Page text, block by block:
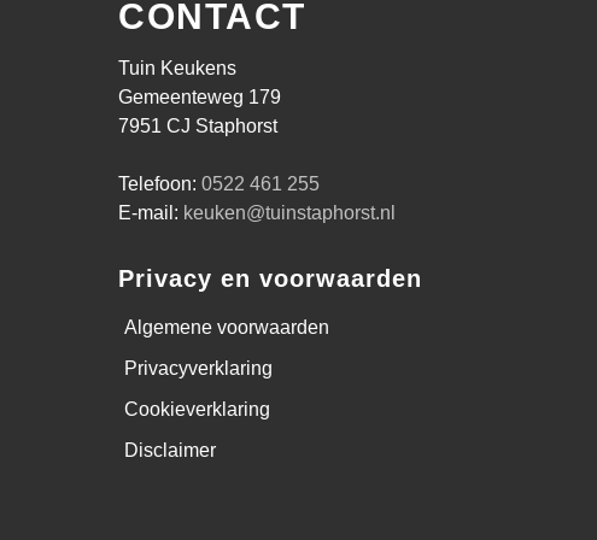
CONTACT
Tuin Keukens
Gemeenteweg 179
7951 CJ Staphorst
Telefoon:0522 461 255
E-mail: keuken@tuinstaphorst.nl
Privacy en voorwaarden
Algemene voorwaarden
Privacyverklaring
Cookieverklaring
Disclaimer